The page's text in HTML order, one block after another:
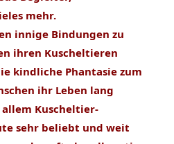
mehr.
innige Bindungen zu
ihren Kuscheltieren
kindliche Phantasie zum
ihr Leben lang
Kuscheltier-
sehr beliebt und weit